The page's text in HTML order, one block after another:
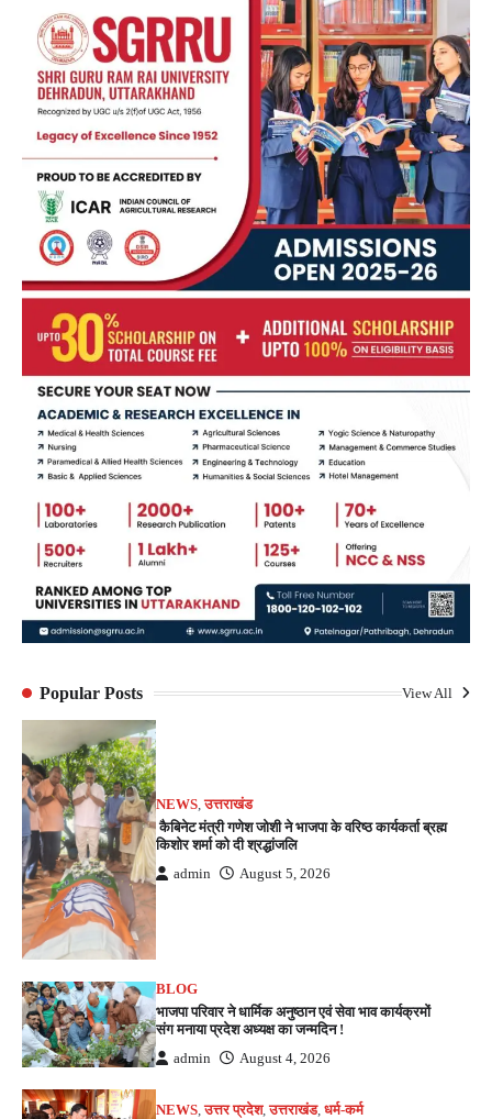
Popular Posts View All
NEWS,उत्तराखंड
कैबिनेट मंत्री गणेश जोशी ने भाजपा के वरिष्ठ कार्यकर्ता ब्रह्म
किशोर शर्मा को दी श्रद्धांजलि
admin August 5, 2026
BLOG
भाजपा परिवार ने धार्मिक अनुष्ठान एवं सेवा भाव कार्यक्रमों
संग मनाया प्रदेश अध्यक्ष का जन्मदिन !
admin August 4, 2026
NEWS,उत्तर प्रदेश,उत्तराखंड,धर्म-कर्म